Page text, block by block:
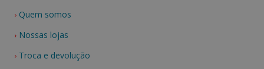
Quem somos
Nossas lojas
Troca e devolução